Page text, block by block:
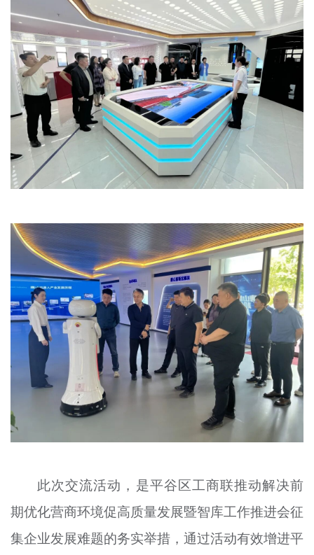
此次交流活动，是平谷区工商联推动解决前
期优化营商环境促高质量发展暨智库工作推进会征
集企业发展难题的务实举措，通过活动有效增进平